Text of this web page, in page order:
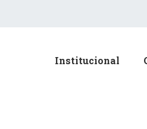
Institucional